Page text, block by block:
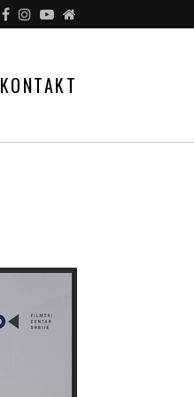
KONTAKT